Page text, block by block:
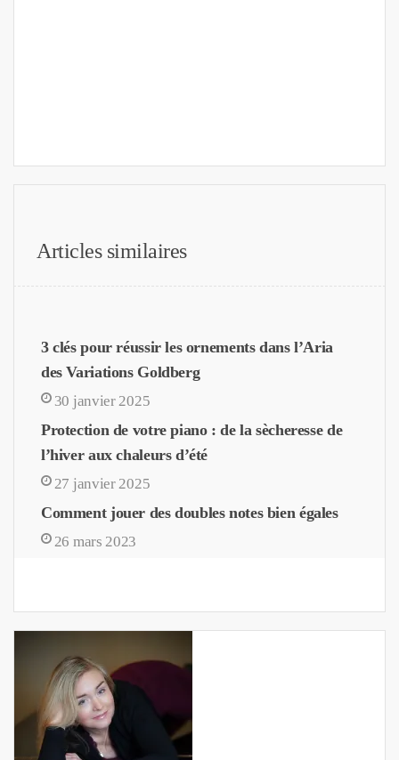
Articles similaires
3 clés pour réussir les ornements dans l’Aria
des Variations Goldberg
30 janvier 2025
Protection de votre piano : de la sècheresse de
l’hiver aux chaleurs d’été
27 janvier 2025
Comment jouer des doubles notes bien égales
26 mars 2023